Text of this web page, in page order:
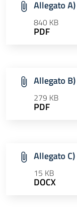
Allegato A)
840 KB
PDF
Allegato B)
279 KB
PDF
Allegato C)
15 KB
DOCX